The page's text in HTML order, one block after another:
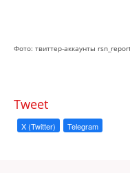
Фото: твиттер-аккаунты
Tweet
X (Twitter) Telegram